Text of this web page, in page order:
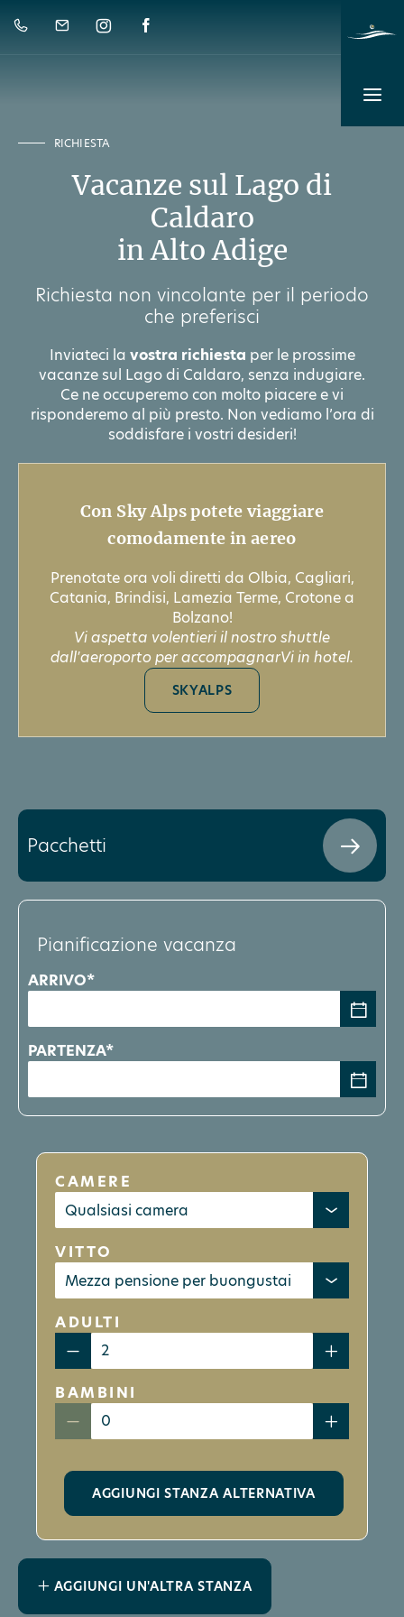
RICHIESTA
Vacanze sul Lago di
Caldaro
in Alto Adige
Richiesta non vincolante per il periodo
che preferisci
Inviateci la vostra richiesta per le prossime
vacanze sul Lago di Caldaro, senza indugiare.
Ce ne occuperemo con molto piacere e vi
risponderemo al più presto. Non vediamo l’ora di
soddisfare i vostri desideri!
Con Sky Alps potete viaggiare
comodamente in aereo
Prenotate ora voli diretti da Olbia, Cagliari,
Catania, Brindisi, Lamezia Terme, Crotone a
Bolzano!
Vi aspetta volentieri il nostro shuttle
dall'aeroporto per accompagnarVi in hotel.
SKYALPS
Pacchetti
Pianificazione vacanza
ARRIVO*
PARTENZA*
CAMERE
VITTO
ADULTI
BAMBINI
AGGIUNGI STANZA ALTERNATIVA
AGGIUNGI UN'ALTRA STANZA